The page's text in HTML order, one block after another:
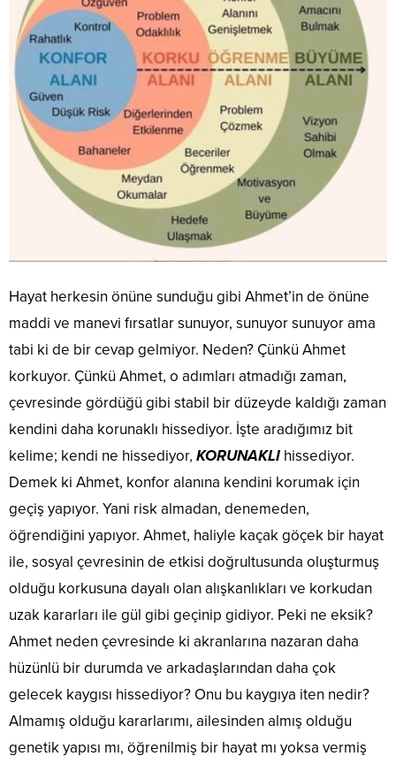
Hayat herkesin önüne sunduğu gibi Ahmet’in de önüne
maddi ve manevi fırsatlar sunuyor, sunuyor sunuyor ama
tabi ki de bir cevap gelmiyor. Neden? Çünkü Ahmet
korkuyor. Çünkü Ahmet, o adımları atmadığı zaman,
çevresinde gördüğü gibi stabil bir düzeyde kaldığı zaman
kendini daha korunaklı hissediyor. İşte aradığımız bit
kelime; kendi ne hissediyor, KORUNAKLI hissediyor.
Demek ki Ahmet, konfor alanına kendini korumak için
geçiş yapıyor. Yani risk almadan, denemeden,
öğrendiğini yapıyor. Ahmet, haliyle kaçak göçek bir hayat
ile, sosyal çevresinin de etkisi doğrultusunda oluşturmuş
olduğu korkusuna dayalı olan alışkanlıkları ve korkudan
uzak kararları ile gül gibi geçinip gidiyor. Peki ne eksik?
Ahmet neden çevresinde ki akranlarına nazaran daha
hüzünlü bir durumda ve arkadaşlarından daha çok
gelecek kaygısı hissediyor? Onu bu kaygıya iten nedir?
Almamış olduğu kararlarımı, ailesinden almış olduğu
genetik yapısı mı, öğrenilmiş bir hayat mı yoksa vermiş